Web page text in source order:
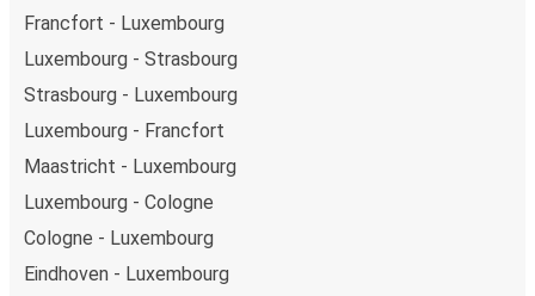
Francfort - Luxembourg
Luxembourg - Strasbourg
Strasbourg - Luxembourg
Luxembourg - Francfort
Maastricht - Luxembourg
Luxembourg - Cologne
Cologne - Luxembourg
Eindhoven - Luxembourg